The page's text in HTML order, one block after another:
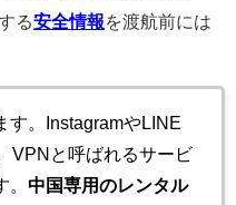
る安全情報を渡航前には
す。InstagramやLINE
VPNと呼ばれるサービ
中国専用のレンタル